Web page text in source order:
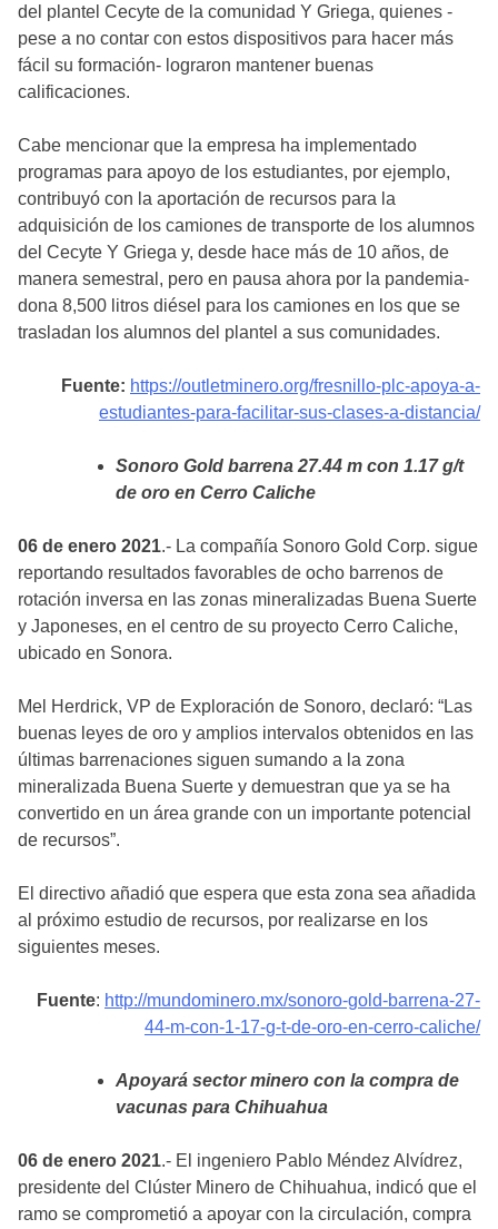
del plantel Cecyte de la comunidad Y Griega, quienes -
pese a no contar con estos dispositivos para hacer más
fácil su formación- lograron mantener buenas
calificaciones.
Cabe mencionar que la empresa ha implementado
programas para apoyo de los estudiantes, por ejemplo,
contribuyó con la aportación de recursos para la
adquisición de los camiones de transporte de los alumnos
del Cecyte Y Griega y, desde hace más de 10 años, de
manera semestral, pero en pausa ahora por la pandemia-
dona 8,500 litros diésel para los camiones en los que se
trasladan los alumnos del plantel a sus comunidades.
Fuente: https://outletminero.org/fresnillo-plc-apoya-a-
estudiantes-para-facilitar-sus-clases-a-distancia/
Sonoro Gold barrena 27.44 m con 1.17 g/t
de oro en Cerro Caliche
06 de enero 2021.- La compañía Sonoro Gold Corp. sigue
reportando resultados favorables de ocho barrenos de
rotación inversa en las zonas mineralizadas Buena Suerte
y Japoneses, en el centro de su proyecto Cerro Caliche,
ubicado en Sonora.
Mel Herdrick, VP de Exploración de Sonoro, declaró: “Las
buenas leyes de oro y amplios intervalos obtenidos en las
últimas barrenaciones siguen sumando a la zona
mineralizada Buena Suerte y demuestran que ya se ha
convertido en un área grande con un importante potencial
de recursos”.
El directivo añadió que espera que esta zona sea añadida
al próximo estudio de recursos, por realizarse en los
siguientes meses.
Fuente: http://mundominero.mx/sonoro-gold-barrena-27-
44-m-con-1-17-g-t-de-oro-en-cerro-caliche/
Apoyará sector minero con la compra de
vacunas para Chihuahua
06 de enero 2021.- El ingeniero Pablo Méndez Alvídrez,
presidente del Clúster Minero de Chihuahua, indicó que el
ramo se comprometió a apoyar con la circulación, compra